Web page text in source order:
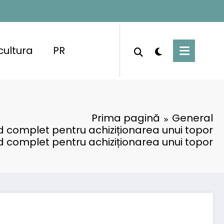
PR
Prima pagină
General
complet pentru achiziționarea unui topor
complet pentru achiziționarea unui topor